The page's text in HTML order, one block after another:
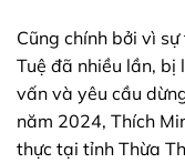
Cũng chính bởi vì
Tuệ đã nhiều lần, bị
vấn và yêu cầu
năm 2024, Thích
thực tại tỉnh Thừa